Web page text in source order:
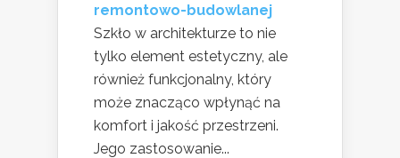
remontowo-budowlanej
Szkło w architekturze to nie
tylko element estetyczny, ale
również funkcjonalny, który
może znacząco wpłynąć na
komfort i jakość przestrzeni.
Jego zastosowanie...